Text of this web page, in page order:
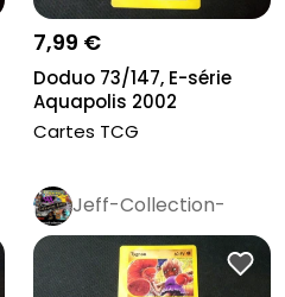
7,99 €
Doduo 73/147, E-série
Aquapolis 2002
Cartes TCG
Jeff-Collection-
Rétro Pro